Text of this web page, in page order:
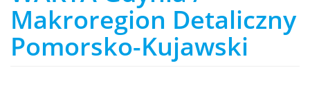
Makroregion Detaliczny
Pomorsko-Kujawski